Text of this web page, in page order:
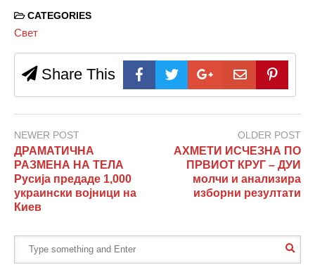
CATEGORIES
Свет
Share This
NEWER POST
ДРАМАТИЧНА
РАЗМЕНА НА ТЕЛА
Русија предаде 1,000
украински војници на
Киев
OLDER POST
АХМЕТИ ИСЧЕЗНА ПО
ПРВИОТ КРУГ – ДУИ
молчи и анализира
изборни резултати